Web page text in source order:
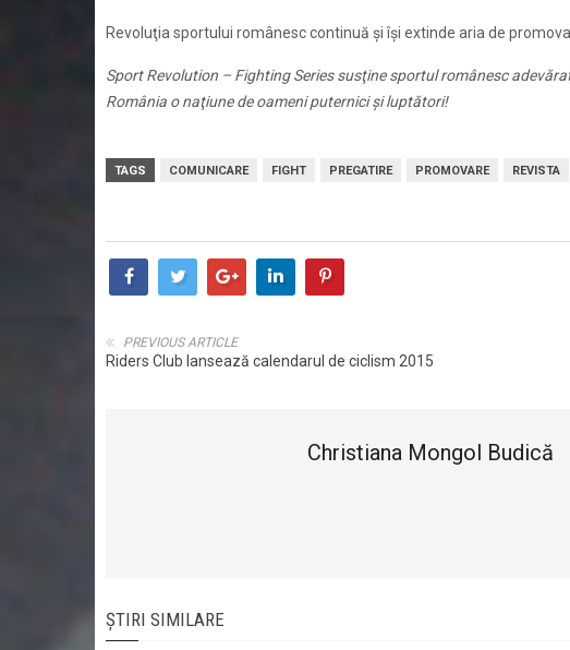
Revoluţia sportului românesc continuă şi îşi extinde aria de
Sport Revolution – Fighting Series susţine sportul românesc
România o naţiune de oameni puternici şi luptători!
TAGS COMUNICARE FIGHT PREGATIRE PROMOVARE REVISTA
PREVIOUS ARTICLE
Riders Club lansează calendarul de ciclism 2015
Christiana Mongol Budică
ȘTIRI SIMILARE